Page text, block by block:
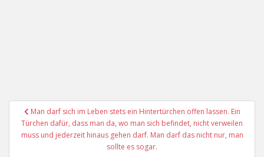
Beitragsnavigation
Man darf sich im Leben stets ein Hintertürchen offen lassen. Ein
Türchen dafür, dass man da, wo man sich befindet, nicht verweilen
muss und jederzeit hinaus gehen darf. Man darf das nicht nur, man
sollte es sogar.